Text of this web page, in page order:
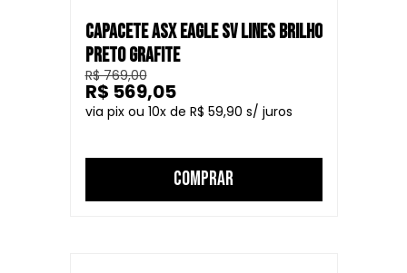
CAPACETE ASX EAGLE SV LINES BRILHO
PRETO GRAFITE
R$ 769,00
10
R$ 59,90
R$ 569,05
COMPRAR